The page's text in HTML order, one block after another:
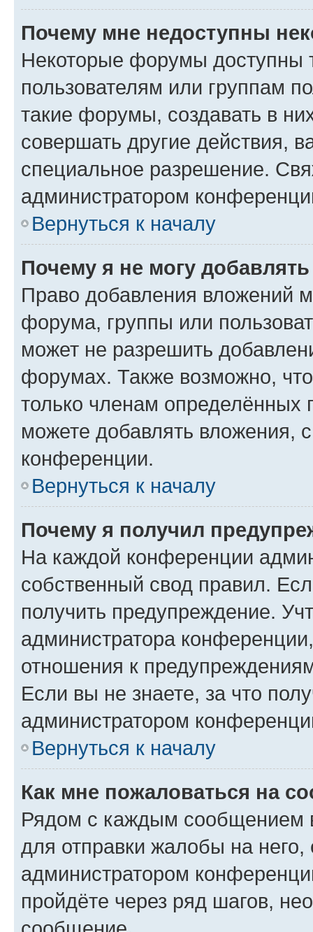
Почему мне недоступны
Некоторые форумы доступны
пользователям или группам
такие форумы, создавать в
совершать другие действия,
специальное разрешение.
администратором
Вернуться к началу
Почему я не могу
Право добавления вложений
форума, группы или
может не разрешить
форумах. Также возможно,
только членам определённых
можете добавлять вложения,
конференции.
Вернуться к началу
Почему я получил
На каждой конференции
собственный свод правил.
получить предупреждение.
администратора
отношения к
Если вы не знаете, за что
администратором
Вернуться к началу
Как мне пожаловаться на
Рядом с каждым сообщением
для отправки жалобы на
администратором
пройдёте через ряд шагов,